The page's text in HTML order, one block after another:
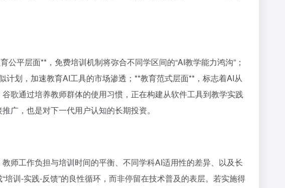
平层面**，免费培训机制将弥合不同学区间的“AI教学能力鸿沟”；
划，加速教育AI工具的市场渗透；**教育范式层面**，标志着AI从
歌通过培养教师群体的使用习惯，正在构建从软件工具到教学实践
广，也是对下一代用户认知的长期投资。
师工作负担与培训时间的平衡、不同学科AI适用性的差异、以及长
训-实践-反馈”的良性循环，而非停留在技术普及的表层。若实施得